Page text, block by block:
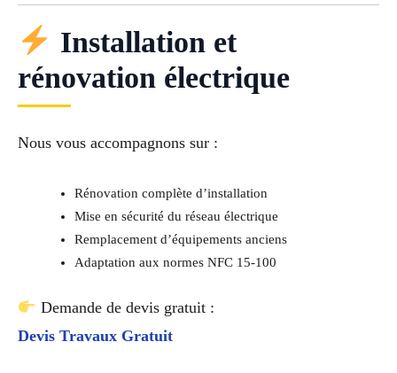
Installation et
rénovation électrique
Nous vous accompagnons sur :
Rénovation complète d’installation
Mise en sécurité du réseau électrique
Remplacement d’équipements anciens
Adaptation aux normes NFC 15-100
Demande de devis gratuit :
Devis Travaux Gratuit